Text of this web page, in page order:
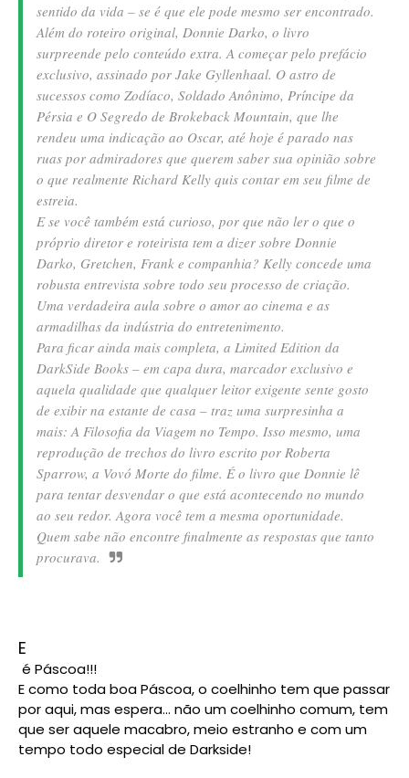
sentido da vida – se é que ele pode mesmo ser encontrado.
Além do roteiro original, Donnie Darko, o livro
surpreende pelo conteúdo extra. A começar pelo prefácio
exclusivo, assinado por Jake Gyllenhaal. O astro de
sucessos como Zodíaco, Soldado Anônimo, Príncipe da
Pérsia e O Segredo de Brokeback Mountain, que lhe
rendeu uma indicação ao Oscar, até hoje é parado nas
ruas por admiradores que querem saber sua opinião sobre
o que realmente Richard Kelly quis contar em seu filme de
estreia.
E se você também está curioso, por que não ler o que o
próprio diretor e roteirista tem a dizer sobre Donnie
Darko, Gretchen, Frank e companhia? Kelly concede uma
robusta entrevista sobre todo seu processo de criação.
Uma verdadeira aula sobre o amor ao cinema e as
armadilhas da indústria do entretenimento.
Para ficar ainda mais completa, a Limited Edition da
DarkSide Books – em capa dura, marcador exclusivo e
aquela qualidade que qualquer leitor exigente sente gosto
de exibir na estante de casa – traz uma surpresinha a
mais: A Filosofia da Viagem no Tempo. Isso mesmo, uma
reprodução de trechos do livro escrito por Roberta
Sparrow, a Vovó Morte do filme. É o livro que Donnie lê
para tentar desvendar o que está acontecendo no mundo
ao seu redor. Agora você tem a mesma oportunidade.
Quem sabe não encontre finalmente as respostas que tanto
procurava.
E
é Páscoa!!!
E como toda boa Páscoa, o coelhinho tem que passar
por aqui, mas espera... não um coelhinho comum, tem
que ser aquele macabro, meio estranho e com um
tempo todo especial de Darkside!